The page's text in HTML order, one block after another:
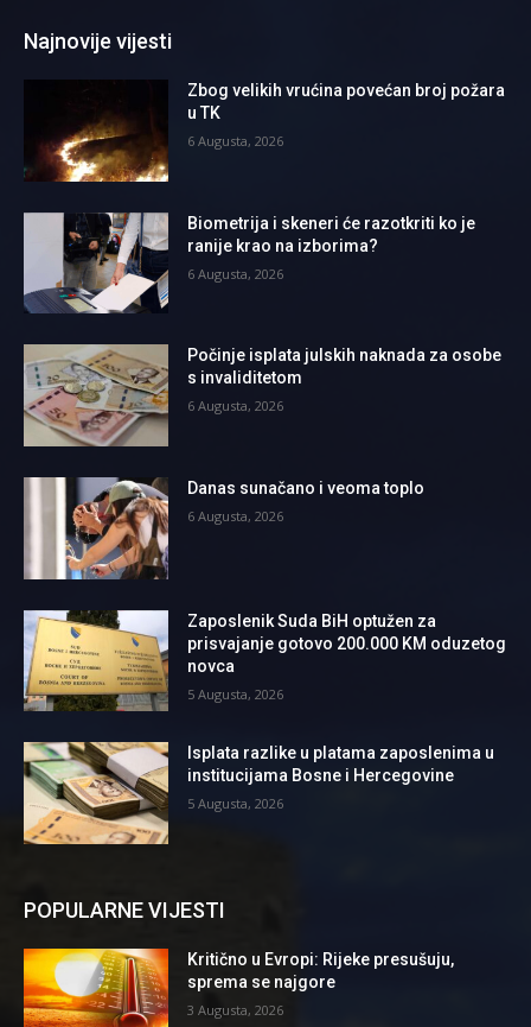
Najnovije vijesti
Zbog velikih vrućina povećan broj požara
u TK
6 Augusta, 2026
Biometrija i skeneri će razotkriti ko je
ranije krao na izborima?
6 Augusta, 2026
Počinje isplata julskih naknada za osobe
s invaliditetom
6 Augusta, 2026
Danas sunačano i veoma toplo
6 Augusta, 2026
Zaposlenik Suda BiH optužen za
prisvajanje gotovo 200.000 KM oduzetog
novca
5 Augusta, 2026
Isplata razlike u platama zaposlenima u
institucijama Bosne i Hercegovine
5 Augusta, 2026
POPULARNE VIJESTI
Kritično u Evropi: Rijeke presušuju,
sprema se najgore
3 Augusta, 2026